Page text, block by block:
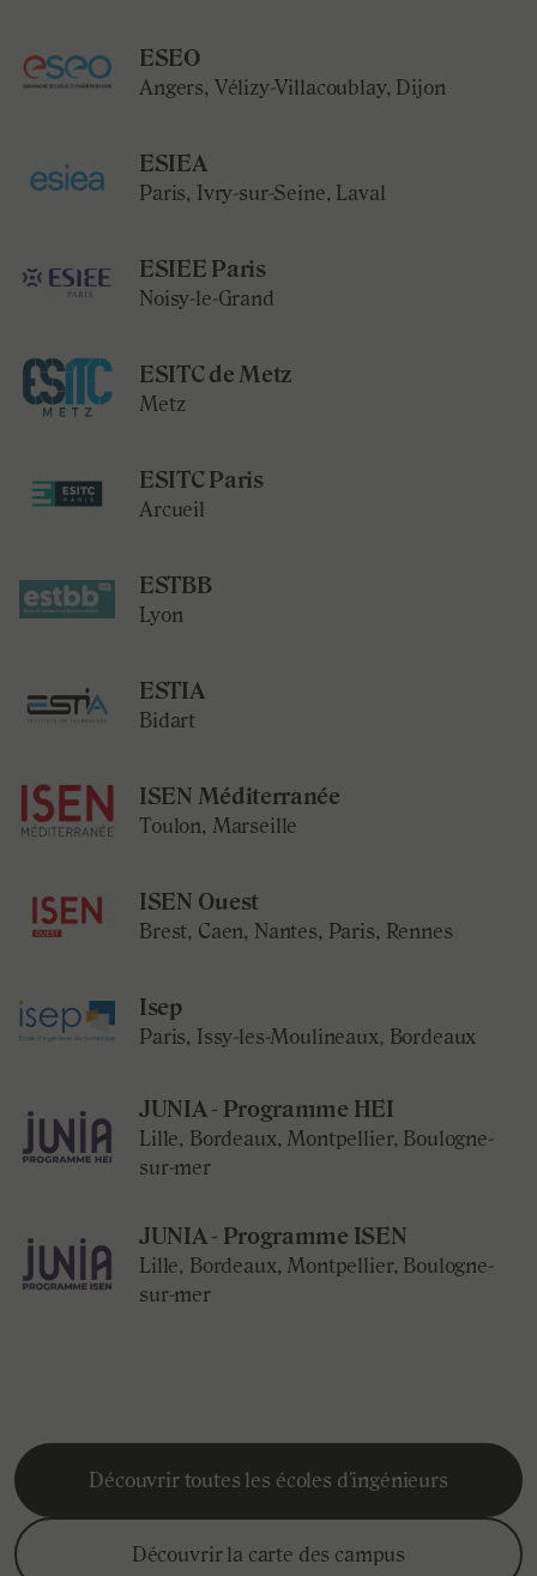
ESEO
Angers, Vélizy-Villacoublay, Dijon
ESIEA
Paris, Ivry-sur-Seine, Laval
ESIEE Paris
Noisy-le-Grand
ESITC de Metz
Metz
ESITC Paris
Arcueil
ESTBB
Lyon
ESTIA
Bidart
ISEN Méditerranée
Toulon, Marseille
ISEN Ouest
Brest, Caen, Nantes, Paris, Rennes
Isep
Paris, Issy-les-Moulineaux, Bordeaux
JUNIA - Programme HEI
Lille, Bordeaux, Montpellier, Boulogne-
sur-mer
JUNIA - Programme ISEN
Lille, Bordeaux, Montpellier, Boulogne-
sur-mer
Découvrir toutes les écoles d'ingénieurs
Découvrir la carte des campus